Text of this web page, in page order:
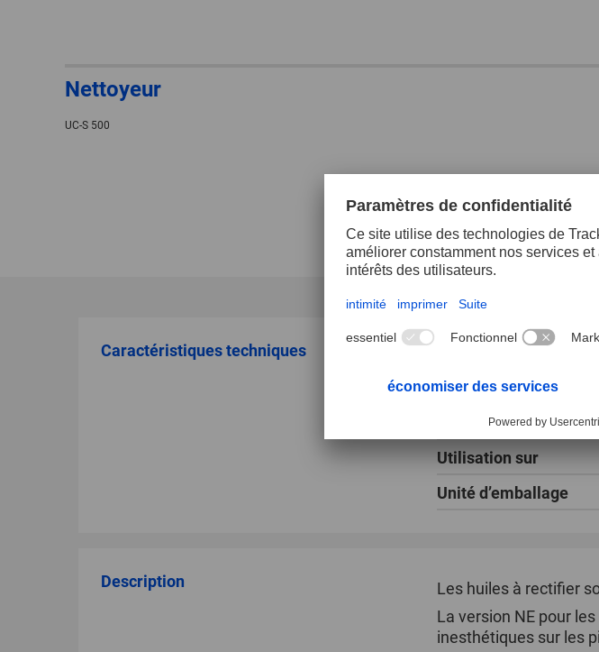
Nettoyeur
UC-S 500
Caractéristiques techniques
Huile à rectifier
inoxydable
Contenu
Utilisation sur
Unité d’emballage
Description
Les huiles à rectifier
La version NE pour
inesthétiques sur les